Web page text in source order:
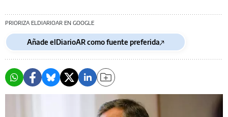
PRIORIZA ELDIARIOAR EN GOOGLE
Añade elDiarioAR como fuente preferida